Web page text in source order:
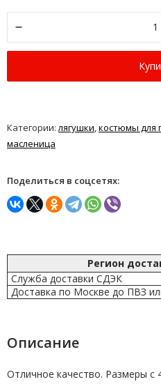
Категории: лягушки костюмы для
масленица
Поделиться в соцсетях:
Регион
Служба доставки СДЭК
Доставка по Москве до ПВЗ
Описание
Отличное качество. Размеры с